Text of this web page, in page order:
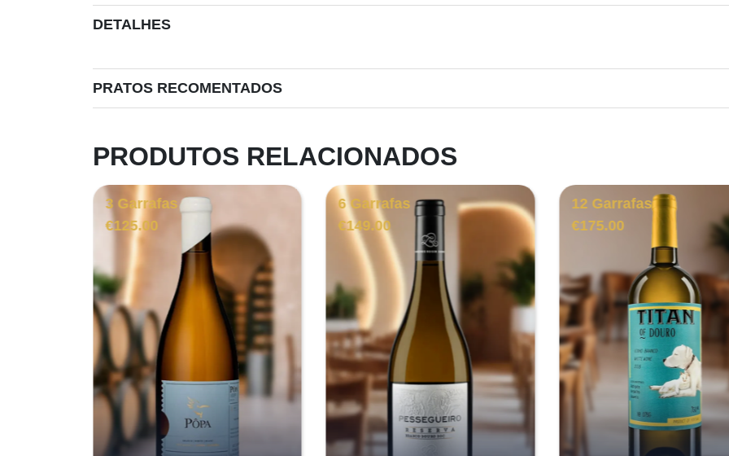
DETALHES
PRATOS RECOMENTADOS
PRODUTOS RELACIONADOS
3 Garrafas
€125.00
6 Garrafas
€149.00
12 Garrafas
€175.00